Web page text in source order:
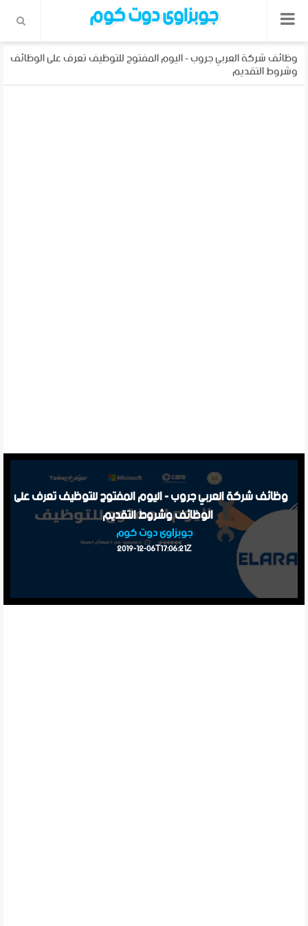
جوبزاوى دوت كوم
وظائف شركة العربي جروب - اليوم المفتوح للتوظيف تعرف على الوظائف
وشروط التقديم
وظائف شركة العربي جروب - اليوم المفتوح للتوظيف تعرف على
الوظائف وشروط التقديم
جوبزاوى دوت كوم
2019-12-06T17:06:21Z